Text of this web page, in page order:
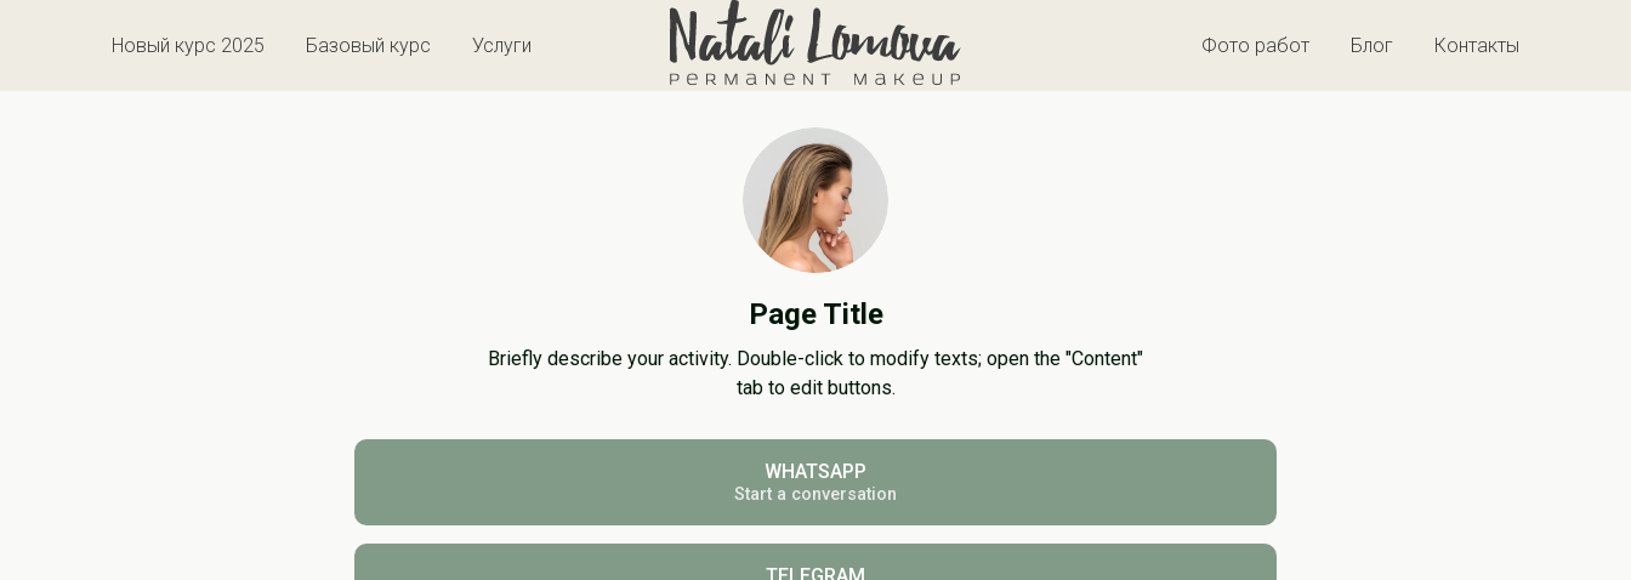
Новый курс 2025 Базовый курс Услуги Фото работ Блог Контакты
Page Title
Briefly describe your activity. Double-click to modify texts; open the "Content"
tab to edit buttons.
WHATSAPP
Start a conversation